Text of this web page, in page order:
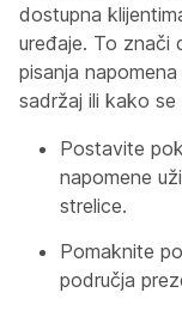
dostupna
uređaje. To znači
pisanja
sadržaj ili kako se
Postavite
napomene
strelice.
Pomaknite
područja